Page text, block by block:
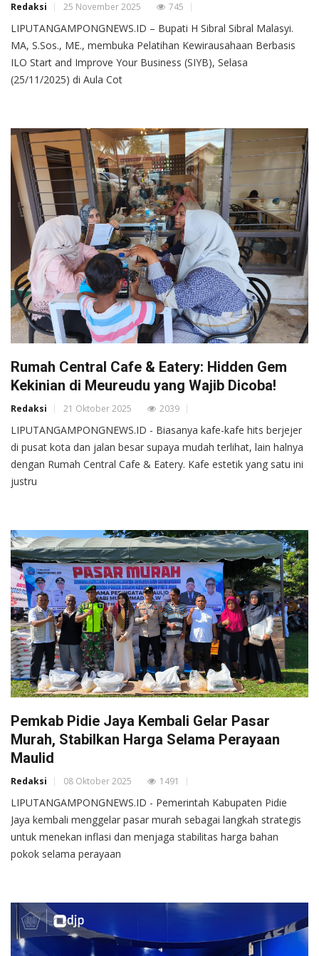
Redaksi 25 November 2025 745
LIPUTANGAMPONGNEWS.ID – Bupati H Sibral Sibral Malasyi.
MA, S.Sos., ME., membuka Pelatihan Kewirausahaan Berbasis
ILO Start and Improve Your Business (SIYB), Selasa
(25/11/2025) di Aula Cot
Rumah Central Cafe & Eatery: Hidden Gem
Kekinian di Meureudu yang Wajib Dicoba!
Redaksi 21 Oktober 2025 2039
LIPUTANGAMPONGNEWS.ID - Biasanya kafe-kafe hits berjejer
di pusat kota dan jalan besar supaya mudah terlihat, lain halnya
dengan Rumah Central Cafe & Eatery. Kafe estetik yang satu ini
justru
Pemkab Pidie Jaya Kembali Gelar Pasar
Murah, Stabilkan Harga Selama Perayaan
Maulid
Redaksi 08 Oktober 2025 1491
LIPUTANGAMPONGNEWS.ID - Pemerintah Kabupaten Pidie
Jaya kembali menggelar pasar murah sebagai langkah strategis
untuk menekan inflasi dan menjaga stabilitas harga bahan
pokok selama perayaan